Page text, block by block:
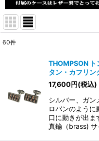
60件
THOMPSON ト
タン・カフリ
17,600円(税込)
シルバー、ガン
ロバンのように
口に動きが出
真鍮（brass)